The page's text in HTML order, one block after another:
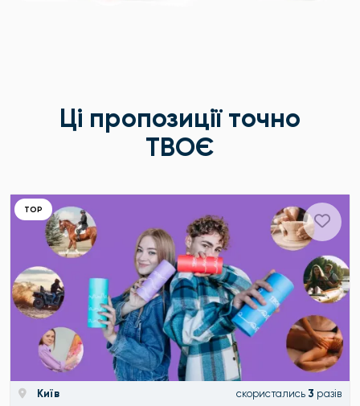
Ці пропозиції точно
ТВОЄ
ТОР
Київ скористались 3 разів